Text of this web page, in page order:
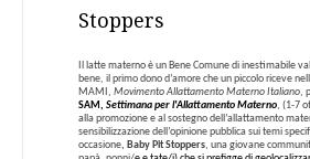
Stoppers
Il latte materno è un Bene Comune di inestimabile
bene, il primo dono d’amore che un piccolo riceve
MAMI, Movimento Allattamento Materno Italiano ,
SAM, Settimana per l'Allattamento Materno , (1-7
alla promozione e al sostegno dell’allattamento
sensibilizzazione dell’opinione pubblica sui temi
occasione
Baby Pit Stoppers , una giovane